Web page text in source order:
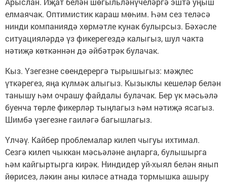
елмаячак. Оптимистик караш мөһим. Һәм сез теләсә
нинди компаниядә хөрмәтле кунак булырсыз. Бәхәсле
ситуацияләрдә үз фикерегездә калыгыз, шул чакта
нәтиҗә көткәннән дә әйбәтрәк булачак.
Кыз. Үзегезне сөендерергә тырышыгыз: мәҗлес
үткәрегез, яңа күлмәк алыгыз. Кызыклы кешеләр белән
танышу һәм очрашу файдалы булачак. Бер үк мәсьәлә
буенча төрле фикерләр тыңлагыз һәм нәтиҗә ясагыз.
Шимбә үзегезне гаиләгә багышлагыз.
Үлчәү. Кайбер проблемалар килеп чыгуы ихтимал.
Сезгә килеп чыккан мәсьәләне аңларга, булышырга
һәм кайгыртырга кирәк. Ниндидер уй-хыял белән янып
йөрисез, ләкин аны киләсе атнада тормышка ашыру